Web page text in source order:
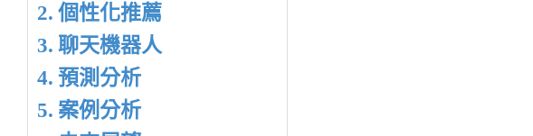
個性化推薦
聊天機器人
預測分析
案例分析